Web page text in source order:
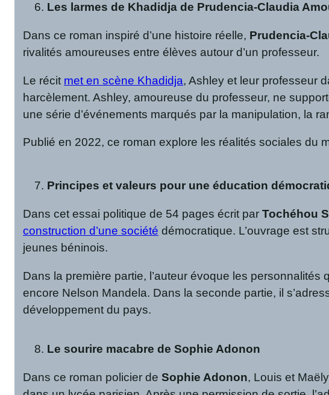
Les larmes de Khadidja de Prudencia-Claudia
Dans ce roman inspiré d’une histoire réelle, Prudencia-
rivalités amoureuses entre élèves autour d’un professeur.
Le récit met en scène Khadidja, Ashley et leur professeur
harcèlement. Ashley, amoureuse du professeur, ne
une série d’événements marqués par la manipulation, la
Publié en 2022, ce roman explore les réalités sociales du
Principes et valeurs pour une éducation
Dans cet essai politique de 54 pages écrit parTochéhou
construction d’une société démocratique. L’ouvrage est
jeunes béninois.
Dans la première partie, l’auteur évoque les
encore Nelson Mandela. Dans la seconde partie, il
développement du pays.
Le sourire macabre de Sophie Adonon
Dans ce roman policier deSophie Adonon, Louis et